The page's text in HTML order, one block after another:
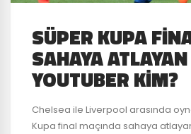
SÜPER KUPA
SAHAYA ATLAYAN
YOUTUBER KIM?
Chelsea ile Liverpool arasında
Kupa final maçında sahaya